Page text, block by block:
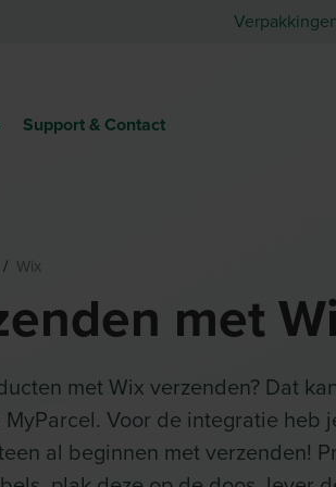
Support & Contact
/ Wix
met
met Wix verzenden? Dat
MyParcel. Voor de integratie heb
al beginnen met verzenden!